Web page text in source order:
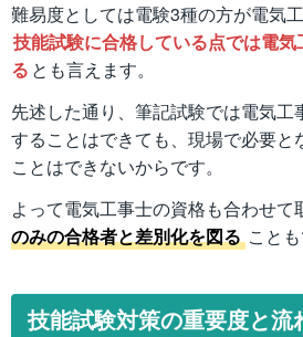
難易度としては電験3種の方が電気
技能試験に合格している点では電
る とも言えます。
先述した通り、筆記試験では電気工
することはできても、現場で必要と
ことはできないからです。
よって電気工事士の資格も合わせて
のみの合格者と差別化を図る ことも
技能試験対策の重要度と流